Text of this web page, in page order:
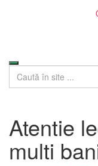
Atentie
multi